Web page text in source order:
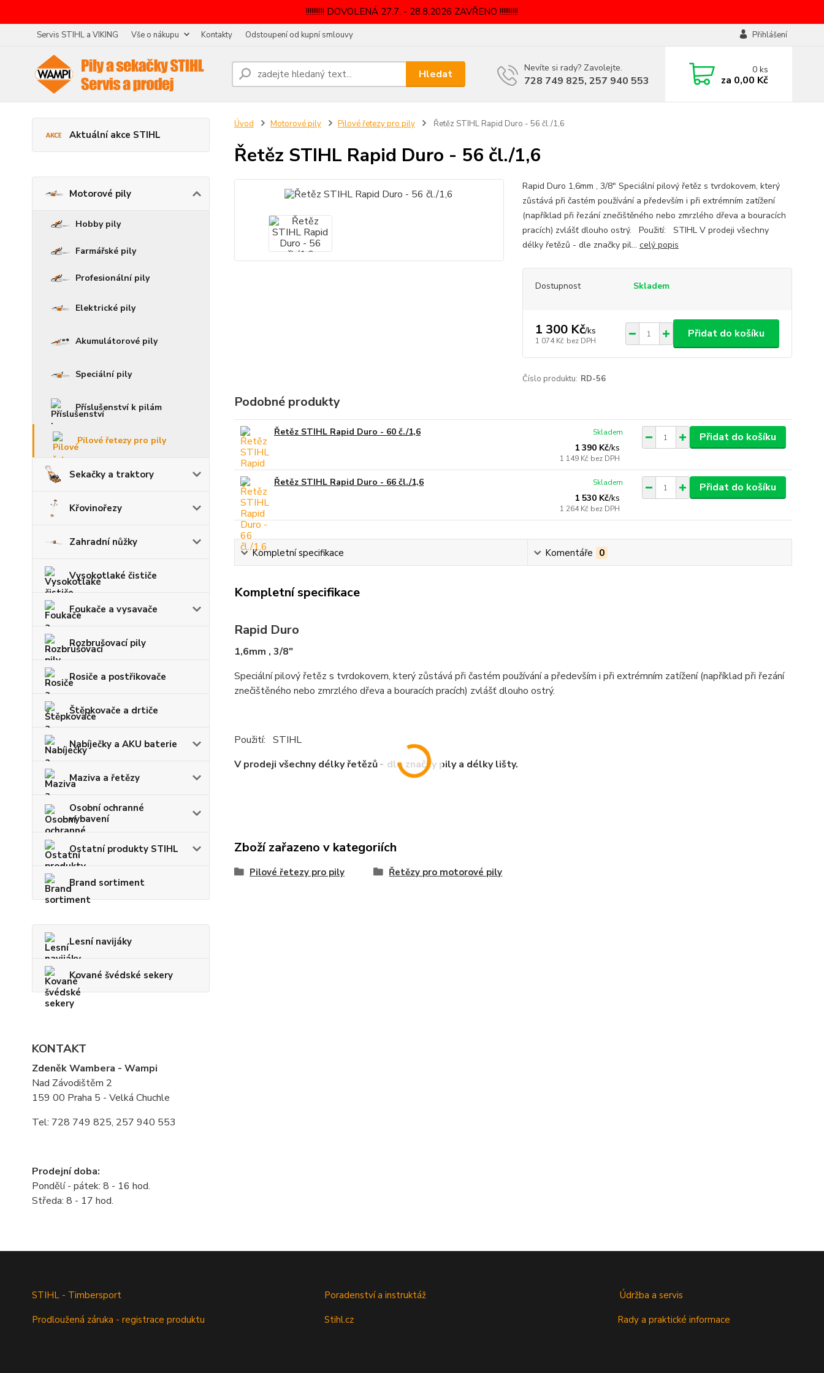
!!!!!!!!!! DOVOLENÁ 27.7. - 28.8.2026 ZAVŘENO !!!!!!!!!!
Servis STIHL a VIKING Vše o nákupu Kontakty Odstoupení od kupní smlouvy Přihlášení
Hledat Nevíte si rady? Zavolejte.
728 749 825, 257 940 553
0ks
za 0,00 Kč
Aktuální akce STIHL
Motorové pily
Hobby pily
Farmářské pily
Profesionální pily
Elektrické pily
Akumulátorové pily
Speciální pily
Příslušenství k pilám
Pilové řetezy pro pily
Sekačky a traktory
Křovinořezy
Zahradní nůžky
Vysokotlaké čističe
Foukače a vysavače
Rozbrušovací pily
Rosiče a postřikovače
Štěpkovače a drtiče
Nabíječky a AKU baterie
Maziva a řetězy
Osobní ochranné
vybavení
Ostatní produkty STIHL
Brand sortiment
Lesní navijáky
Kované švédské sekery
KONTAKT
Zdeněk Wambera - Wampi
Nad Závodištěm 2
159 00 Praha 5 - Velká Chuchle
Tel: 728 749 825, 257 940 553
Prodejní doba:
Pondělí - pátek: 8 - 16 hod.
Středa: 8 - 17 hod.
Úvod Motorové pily Pilové řetezy pro pily Řetěz STIHL Rapid Duro - 56 čl./1,6
Řetěz STIHL Rapid Duro - 56 čl./1,6
Rapid Duro 1,6mm , 3/8" Speciální pilový řetěz s tvrdokovem, který
zůstává při častém používání a především i při extrémním zatížení
(například při řezání znečištěného nebo zmrzlého dřeva a bouracích
pracích) zvlášť dlouho ostrý. Použití: STIHL V prodeji všechny
délky řetězů - dle značky pil... celý popis
Dostupnost Skladem
1 300 Kč/ks
1 074 Kč bez DPH
Přidat do košíku
Číslo produktu: RD-56
Podobné produkty
Řetěz STIHL Rapid Duro - 60 č./1,6
1 390 Kč/ks
1 149 Kč bez DPH
Skladem Přidat do košíku
Řetěz STIHL Rapid Duro - 66 čl./1,6
1 530 Kč/ks
1 264 Kč bez DPH
Skladem Přidat do košíku
Kompletní specifikace Komentáře 0
Kompletní specifikace
Rapid Duro
1,6mm , 3/8"
Speciální pilový řetěz s tvrdokovem, který zůstává při častém používání a především i při extrémním zatížení (například při řezání
znečištěného nebo zmrzlého dřeva a bouracích pracích) zvlášť dlouho ostrý.
Použití: STIHL
V prodeji všechny délky řetězů - dle značky pily a délky lišty.
Zboží zařazeno v kategoriích
Pilové řetezy pro pily Řetězy pro motorové pily
STIHL - Timbersport
Prodloužená záruka - registrace produktu
Poradenství a instruktáž
Stihl.cz
Údržba a servis
Rady a praktické informace